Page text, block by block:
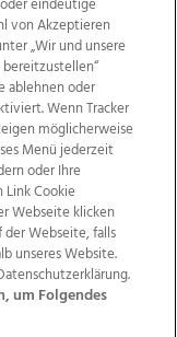
Jobs
Anzeigekunden
Werbung
eindeutige
von Akzeptieren
„Wir und unsere
ablehnen oder
Wenn Tracker
möglicherweise
Menü jederzeit
oder Ihre
Cookie
Webseite klicken
Webseite, falls
unseres Website.
um Folgendes